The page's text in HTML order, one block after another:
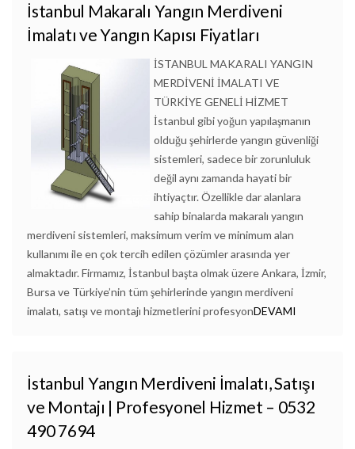
İstanbul Makaralı Yangın Merdiveni
İmalatı ve Yangın Kapısı Fiyatları
İSTANBUL MAKARALI YANGIN
MERDİVENİ İMALATI VE
TÜRKİYE GENELİ HİZMET
İstanbul gibi yoğun yapılaşmanın
olduğu şehirlerde yangın güvenliği
sistemleri, sadece bir zorunluluk
değil aynı zamanda hayati bir
ihtiyaçtır. Özellikle dar alanlara
sahip binalarda makaralı yangın
merdiveni sistemleri, maksimum verim ve minimum alan
kullanımı ile en çok tercih edilen çözümler arasında yer
almaktadır. Firmamız, İstanbul başta olmak üzere Ankara, İzmir,
Bursa ve Türkiye’nin tüm şehirlerinde yangın merdiveni
imalatı, satışı ve montajı hizmetlerini profesyonDEVAMI
İstanbul Yangın Merdiveni İmalatı, Satışı
ve Montajı | Profesyonel Hizmet – 0532
490 7694